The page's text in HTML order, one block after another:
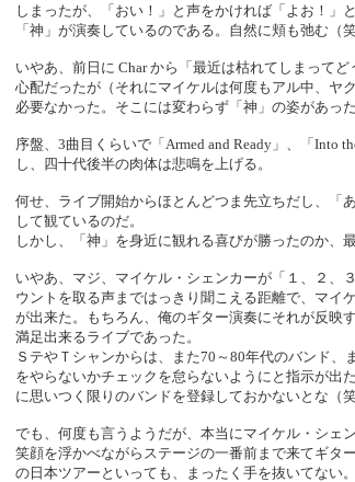
しまったが、「おい！」と声をかければ「よお！」
「神」が演奏しているのである。自然に頬も弛む（笑
いやあ、前日に Char から「最近は枯れてしまって
心配だったが（それにマイケルは何度もアル中、ヤ
必要なかった。そこには変わらず「神」の姿があった
序盤、3曲目くらいで「Armed and Ready」、「Into
し、四十代後半の肉体は悲鳴を上げる。
何せ、ライブ開始からほとんどつま先立ちだし、「
して観ているのだ。
しかし、「神」を身近に観れる喜びが勝ったのか、
いやあ、マジ、マイケル・シェンカーが「１、２、
ウントを取る声まではっきり聞こえる距離で、マイ
が出来た。もちろん、俺のギター演奏にそれが反映
満足出来るライブであった。
ＳテやＴシャンからは、また70～80年代のバンド、
をやらないかチェックを怠らないようにと指示が出
に思いつく限りのバンドを登録しておかないとな（笑
でも、何度も言うようだが、本当にマイケル・シェ
笑顔を浮かべながらステージの一番前まで来てギタ
の日本ツアーといっても、まったく手を抜いてない